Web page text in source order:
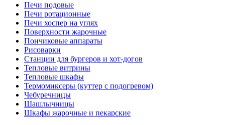
Печи подовые
Печи ротационные
Печи хоспер на углях
Поверхности жарочные
Пончиковые аппараты
Рисоварки
Станции для бургеров и хот-догов
Тепловые витрины
Тепловые шкафы
Термомиксеры (куттер с подогревом)
Чебуречницы
Шашлычницы
Шкафы жарочные и пекарские